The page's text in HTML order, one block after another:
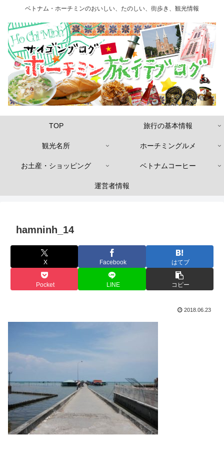
ベトナム・ホーチミンのおいしい、たのしい、街歩き、観光情報
TOP 旅行の基本情報
観光名所 ホーチミングルメ
お土産・ショッピング ベトナムコーヒー
運営者情報
hamninh_14
X Facebook はてブ
Pocket LINE コピー
2018.06.23